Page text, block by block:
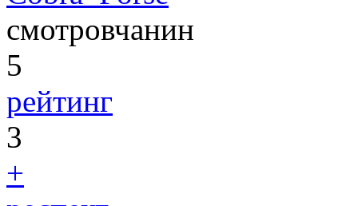
смотровчанин
5
рейтинг
3
+